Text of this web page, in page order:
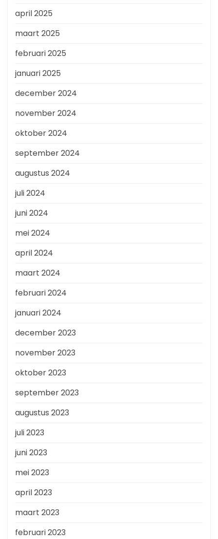
april 2025
maart 2025
februari 2025
januari 2025
december 2024
november 2024
oktober 2024
september 2024
augustus 2024
juli 2024
juni 2024
mei 2024
april 2024
maart 2024
februari 2024
januari 2024
december 2023
november 2023
oktober 2023
september 2023
augustus 2023
juli 2023
juni 2023
mei 2023
april 2023
maart 2023
februari 2023